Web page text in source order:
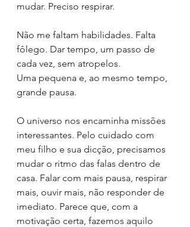
mudar. Preciso respirar.
Não me faltam habilidades. Falta
fôlego. Dar tempo, um passo de
cada vez, sem atropelos.
Uma pequena e, ao mesmo tempo,
grande pausa.
O universo nos encaminha missões
interessantes. Pelo cuidado com
meu filho e sua dicção, precisamos
mudar o ritmo das falas dentro de
casa. Falar com mais pausa, respirar
mais, ouvir mais, não responder de
imediato. Parece que, com a
motivação certa, fazemos aquilo